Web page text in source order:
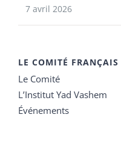
7 avril 2026
LE COMITÉ
Le Comité
L’Institut Yad Vashem
Événements